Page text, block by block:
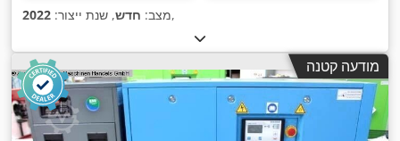
מצב: חדש, שנת ייצור: 2022 ,
מודעה קטנה